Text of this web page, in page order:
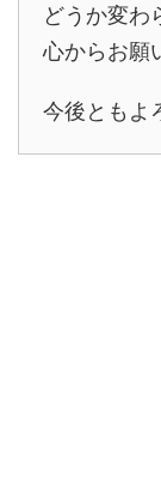
どうか変わ
心からお願
今後ともよ